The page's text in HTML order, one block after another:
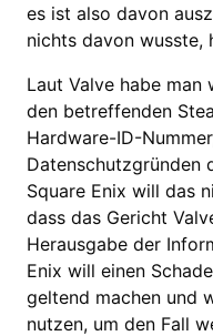
es ist also davon
nichts davon wusste,
Laut Valve habe
den betreffenden
Hardware-ID-
Datenschutzgründen
Square Enix will das
dass das Gericht
Herausgabe der
Enix will einen
geltend machen und
nutzen, um den Fall